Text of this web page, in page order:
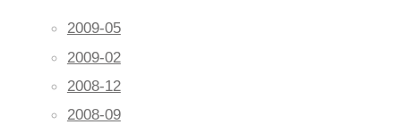
2009-05
2009-02
2008-12
2008-09